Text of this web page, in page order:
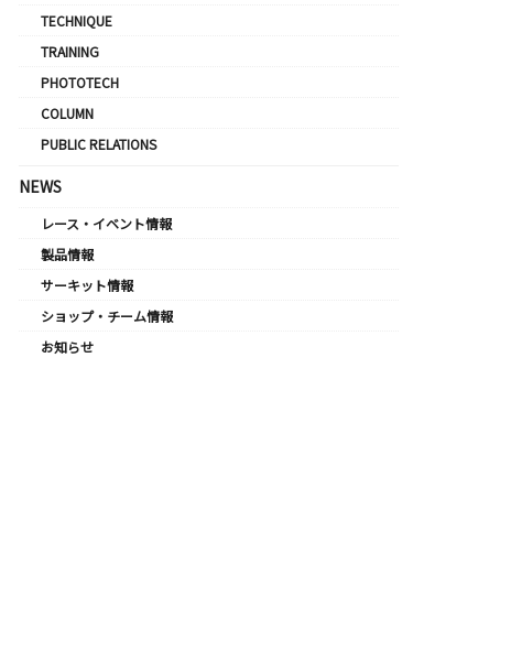
TECHNIQUE
TRAINING
PHOTOTECH
COLUMN
PUBLIC RELATIONS
NEWS
レース・イベント情報
製品情報
サーキット情報
ショップ・チーム情報
お知らせ